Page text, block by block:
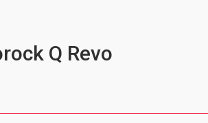
Q Revo